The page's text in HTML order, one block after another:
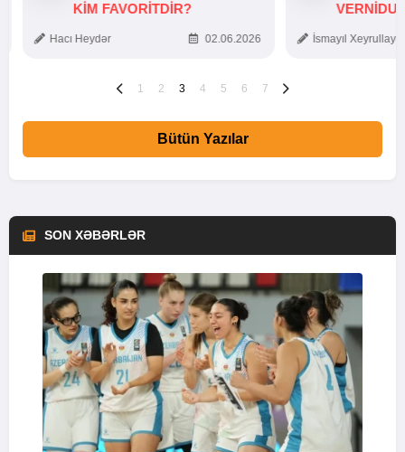
KIM FAVORITDIR?
Hacı Heydər 02.06.2026 İsmayıl
1 2 3 4 5 6 7
Bütün Yazılar
SON XƏBƏRLƏR